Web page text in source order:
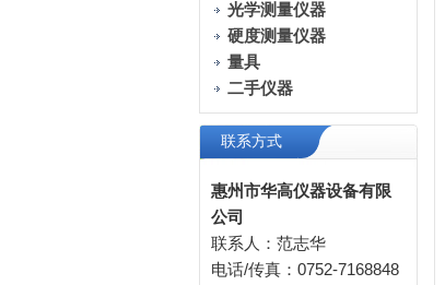
光学测量仪器
硬度测量仪器
量具
二手仪器
联系方式
惠州市华高仪器设备有限
公司
联系人：范志华
电话/传真：0752-7168848